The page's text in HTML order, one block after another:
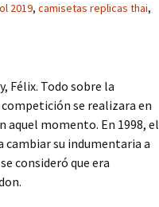
2019, camisetas replicas thai,
Félix. Todo sobre la
se realizara en
aquel momento. En 1998, el
cambiar su indumentaria a
consideró que era